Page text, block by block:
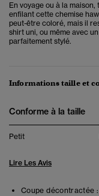
En voyage ou à la
enfilant cette chemise
peut-être coloré, mais il
shirt uni, ou même avec
parfaitement stylé.
Informations taille et
Conforme à la taille
Petit
Lire Les Avis
Coupe décontractée